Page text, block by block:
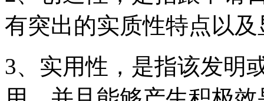
有突出的实质性特点以
3、实用性，是指该发明